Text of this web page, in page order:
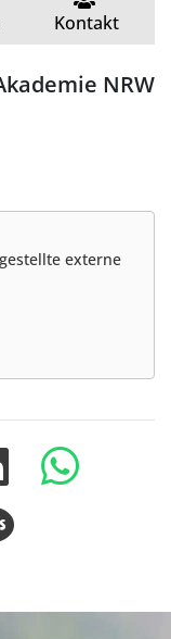
Kontakt
NRW
externe